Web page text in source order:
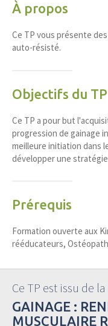
À propos
Ce TP vous présente
auto-résisté.
Objectifs du TP
Ce TP a pour but
progression de gainage
meilleure initiation dans
développer une
Prérequis
Formation ouverte aux
rééducateurs,
Ce TP est issu de
GAINAGE :
MUSCULAIRE